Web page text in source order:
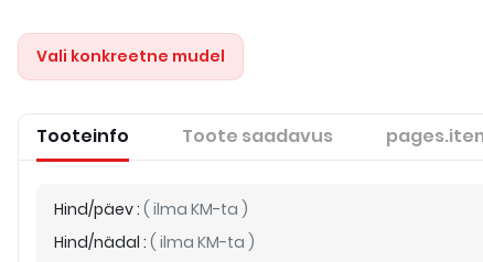
Vali konkreetne mudel
Tooteinfo Toote saadavus
Hind/päev: ( ilma KM-ta )
Hind/nädal : ( ilma KM-ta )